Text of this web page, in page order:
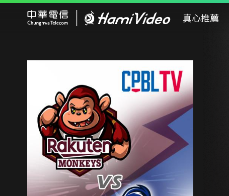
真心推薦